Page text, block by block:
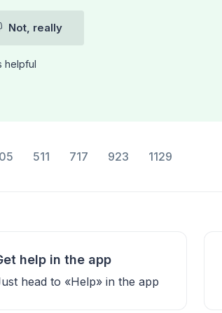
Not, really
helpful
511 717 923 1129
help in the app
head to «Help» in the app